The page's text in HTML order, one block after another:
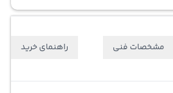
18000BTU R410A Inverter X-Eco، یک کولر گازی پنل دیواری
مشخصات فنی
راهنمای خرید